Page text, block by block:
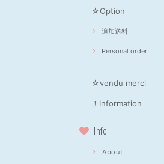
☆Option
追加送料
Personal order
☆vendu merci
！Information
Info
About